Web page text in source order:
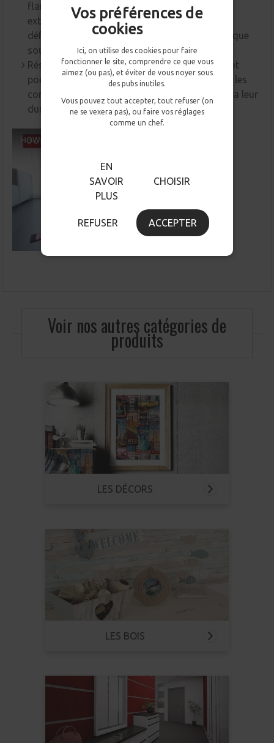
flammèche ou à une source de chaleur trop
extrême.Cela peut entraîner sa fonte ou sa
déformation, le vinyle est une substance plastique
soumis aux mêmes besoins.
Résistant à l’eau nos revêtements adhésifs vont
pouvoir être installés en extérieur. Malgré tout, les
conditions étant plus compliquées, cela limitera leur
durée de vie de quelques années.
Voir nos autres catégories de
produits
LES DÉCORS
LES BOIS
Vos préférences de
cookies
Ici, on utilise des cookies pour faire
fonctionner le site, comprendre ce que vous
aimez (ou pas), et éviter de vous noyer sous
des pubs inutiles.
Vous pouvez tout accepter, tout refuser (on
ne se vexera pas), ou faire vos réglages
comme un chef.
EN
SAVOIR
PLUS
CHOISIR
REFUSER ACCEPTER